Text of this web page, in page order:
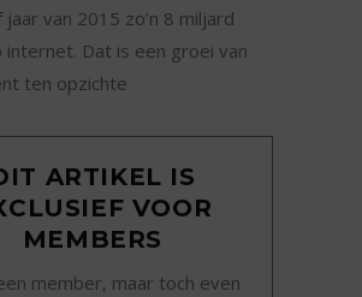
van 2015 zo’n 8 miljard
internet. Dat is een groei van
ten opzichte
ARTIKEL IS
VOOR
MEMBERS
member, maar toch even